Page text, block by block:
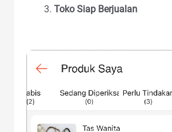
Toko Siap Berjualan